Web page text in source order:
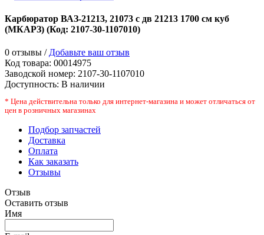
Карбюратор ВАЗ-21213, 21073 с дв 21213 1700 см куб
(МКАРЗ) (Код: 2107-30-1107010)
0 отзывы / Добавьте ваш отзыв
Код товара: 00014975
Заводской номер: 2107-30-1107010
Доступность: В наличии
* Цена действительна только для интернет-магазина и может отличаться от
цен в розничных магазинах
Подбор запчастей
Доставка
Оплата
Как заказать
Отзывы
Отзыв
Оставить отзыв
Имя